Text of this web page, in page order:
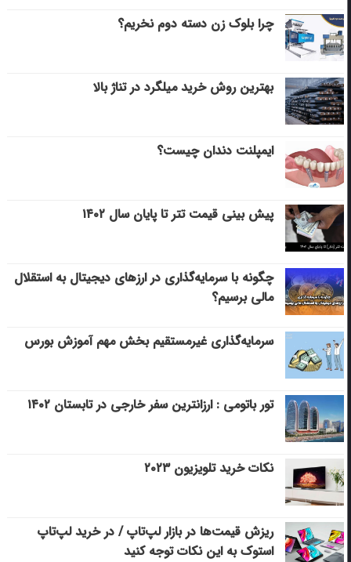
چرا بلوک زن دسته دوم نخریم؟
بهترین روش خرید میلگرد در تناژ بالا
ایمپلنت دندان چیست؟
پیش بینی قیمت تتر تا پایان سال ۱۴۰۲
چگونه با سرمایه‌گذاری در ارزهای دیجیتال به استقلال
مالی برسیم؟
سرمایه‌گذاری غیرمستقیم بخش مهم آموزش بورس
تور باتومی : ارزانترین سفر خارجی در تابستان ۱۴۰۲
نکات خرید تلویزیون ۲۰۲۳
ریزش قیمت‌ها در بازار لپ‌تاپ / در خرید لپ‌تاپ
استوک به این نکات توجه کنید